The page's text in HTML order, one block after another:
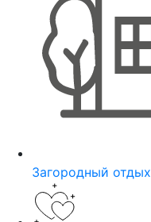
Загородный отдых